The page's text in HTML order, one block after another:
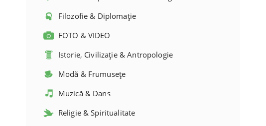
Filozofie & Diplomație
FOTO & VIDEO
Istorie, Civilizație & Antropologie
Modă & Frumusețe
Muzică & Dans
Religie & Spiritualitate